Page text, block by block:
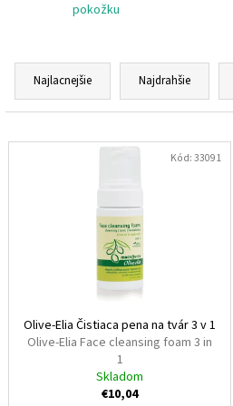
pokožku
R
d
Najlacnejšie Najdrahšie
V
Olive-Elia Čistiaca pena na tvár 3 v 1
Olive-Elia Face cleansing foam 3 in
1
Skladom
€10,04
Kód:33091